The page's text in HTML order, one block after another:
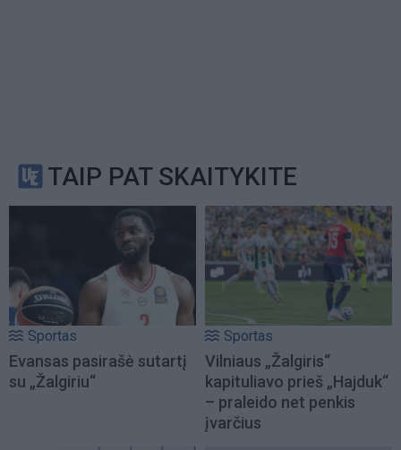
TAIP PAT SKAITYKITE
Sportas
Evansas pasirašė sutartį
su „Žalgiriu“
Sportas
Vilniaus „Žalgiris“
kapituliavo prieš „Hajduk“
– praleido net penkis
įvarčius